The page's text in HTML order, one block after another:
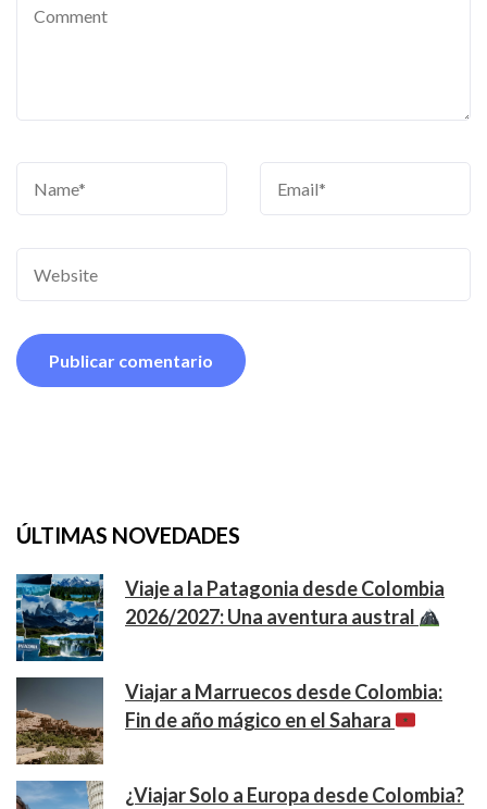
ÚLTIMAS NOVEDADES
Viaje a la Patagonia desde Colombia
2026/2027: Una aventura austral
Viajar a Marruecos desde Colombia:
Fin de año mágico en el Sahara
¿Viajar Solo a Europa desde Colombia?